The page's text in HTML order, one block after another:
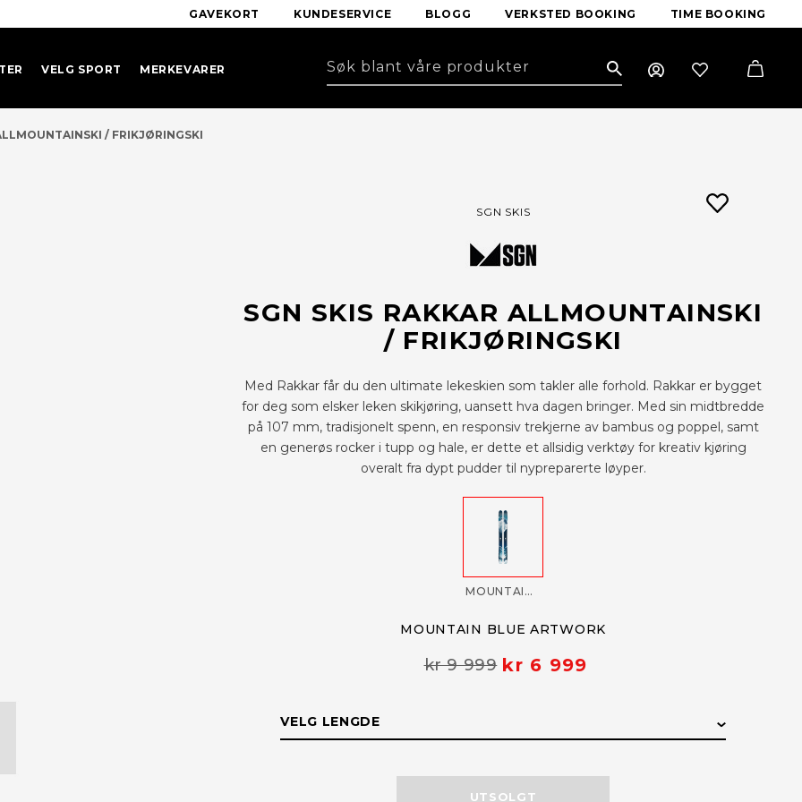
GAVEKORT KUNDESERVICE BLOGG VERKSTED BOOKING TIME BOOKING
VELG SPORT MERKEVARER Search
/ FRIKJØRINGSKI
SGN SKIS
SGN SKIS RAKKAR ALLMOUNTAINSKI
/ FRIKJØRINGSKI
Med Rakkar får du den ultimate lekeskien som takler alle forhold. Rakkar er bygget
for deg som elsker leken skikjøring, uansett hva dagen bringer. Med sin midtbredde
på 107 mm, tradisjonelt spenn, en responsiv trekjerne av bambus og poppel, samt
en generøs rocker i tupp og hale, er dette et allsidig verktøy for kreativ kjøring
overalt fra dypt pudder til nypreparerte løyper.
MOUNTAIN BLUE ARTWORK
MOUNTAIN BLUE ARTWORK
kr 9 999 kr 6 999
VELG LENGDE
LAGERSTATUS
UTSOLGT